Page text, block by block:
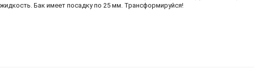
Бак имеет посадку по 25 мм. Трансформируйся!